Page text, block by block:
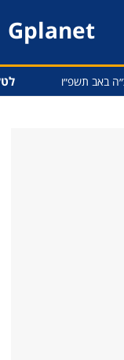
Gplanet
באב תשפ״ו